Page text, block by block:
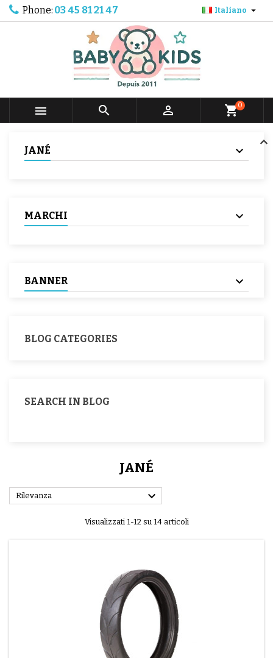
Phone: 03 45 81 21 47 Italiano 
   shopping_cart0
JANÉ
MARCHI
BANNER
BLOG CATEGORIES
SEARCH IN BLOG
JANÉ
Rilevanza 
Visualizzati 1-12 su 14 articoli